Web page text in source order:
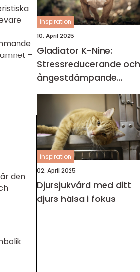
–
den
inspiration
10. April 2025
Gladiator K-Nine:
Stressreducerande och
ångestdämpande
hundhalsband
inspiration
02. April 2025
Djursjukvård med ditt
djurs hälsa i fokus